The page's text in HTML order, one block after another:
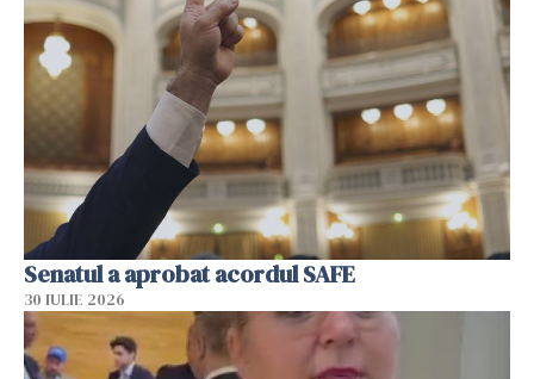
Senatul a aprobat acordul SAFE
30 IULIE 2026